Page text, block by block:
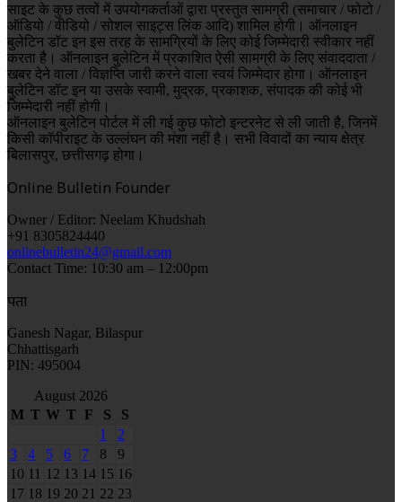
साइट के कुछ तत्वों में उपयोगकर्ताओं द्वारा प्रस्तुत सामग्री (समाचार / फोटो /
ऑडियो / वीडियो / सोशल साइट्स लिंक आदि) शामिल होगी। ऑनलाइन
बुलेटिन डॉट इन इस तरह के सामग्रियों के लिए कोई जिम्मेदारी स्वीकार नहीं
करता है। ऑनलाइन बुलेटिन में प्रकाशित ऐसी सामग्री के लिए संवाददाता /
खबर देने वाला / विज्ञप्ति जारी करने वाला स्वयं जिम्मेदार होगा। ऑनलाइन
बुलेटिन डॉट इन या उसके स्वामी, मुद्रक, प्रकाशक, संपादक की कोई भी
जिम्मेदारी नहीं होगी।
ऑनलाइन बुलेटिन पोर्टल में ली गई कुछ फोटो इन्टरनेट से ली जाती है, जिनमें
किसी कॉपीराइट के उल्लंघन की मंशा नहीं है। सभी विवादों का न्याय क्षेत्र
बिलासपुर, छत्तीसगढ़ होगा।
Online Bulletin Founder
Owner / Editor: Neelam Khudshah
+91 8305824440
onlinebulletin24@gmail.com
Contact Time: 10:30 am – 12:00pm
पता
Ganesh Nagar, Bilaspur
Chhattisgarh
PIN: 495004
August 2026
M T W T F S
S
1
2
3
4 5 6 7 8
9
10 11 12 13 14 15 16
17 18 19 20 21 22 23